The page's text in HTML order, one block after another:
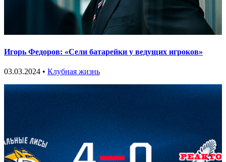
Игорь Федоров: «Сели батарейки у ведущих игроков»
03.03.2024 • Клубная жизнь